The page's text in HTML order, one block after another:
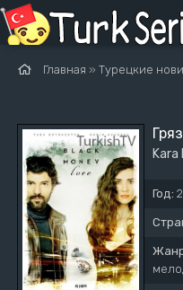
Главная » Турецкие
Kara
Год: